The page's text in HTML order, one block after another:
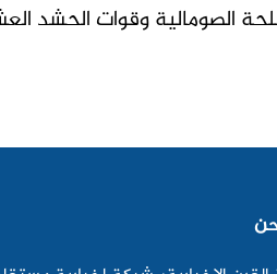
الصومالية وقوات الحشد